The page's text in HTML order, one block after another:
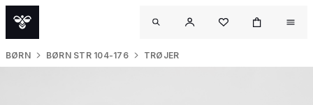
BØRN BØRN STR 104-176 TRØJER